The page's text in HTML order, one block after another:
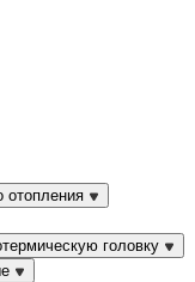
отопления
головку